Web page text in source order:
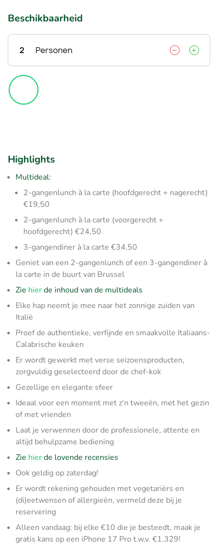
Beschikbaarheid
2 Personen
Highlights
Multideal:
2-gangenlunch à la carte (hoofdgerecht + nagerecht)
€19,50
2-gangenlunch à la carte (voorgerecht +
hoofdgerecht) €24,50
3-gangendiner à la carte €34,50
Geniet van een 2-gangenlunch of een 3-gangendiner à
la carte in de buurt van Brussel
Zie hierde inhoud van de multideals
Elke hap neemt je mee naar het zonnige zuiden van
Italië
Proef de authentieke, verfijnde en smaakvolle Italiaans-
Calabrische keuken
Er wordt gewerkt met verse seizoensproducten,
zorgvuldig geselecteerd door de chef-kok
Gezellige en elegante sfeer
Ideaal voor een moment met z'n tweeën, met het gezin
of met vrienden
Laat je verwennen door de professionele, attente en
altijd behulpzame bediening
Zie hierde lovende recensies
Ook geldig op zaterdag!
Er wordt rekening gehouden met vegetariërs en
(di)eetwensen of allergieën, vermeld deze bij je
reservering
Alleen vandaag: bij elke €10 die je besteedt, maak je
gratis kans op een iPhone 17 Pro t.w.v. €1.329!